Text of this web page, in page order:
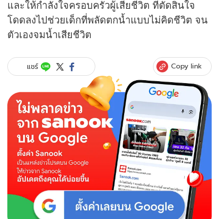
และให้กำลังใจครอบครัวผู้เสียชีวิต ที่ตัดสินใจ
โดดลงไปช่วยเด็กที่พลัดตกน้ำแบบไม่คิดชีวิต จน
ตัวเองจมน้ำเสียชีวิต
แชร์ Copy link